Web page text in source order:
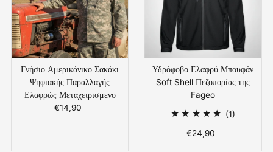
Γνήσιο Αμερικάνικο Σακάκι
Ψηφιακής Παραλλαγής
Ελαφρώς Μεταχειρισμενο
Κανονική
€14,90
Υδρόφοβο Ελαφρύ Μπουφάν
Soft Shell Πεζοπορίας της
Fageo
(1)
Κανονική
€24,90